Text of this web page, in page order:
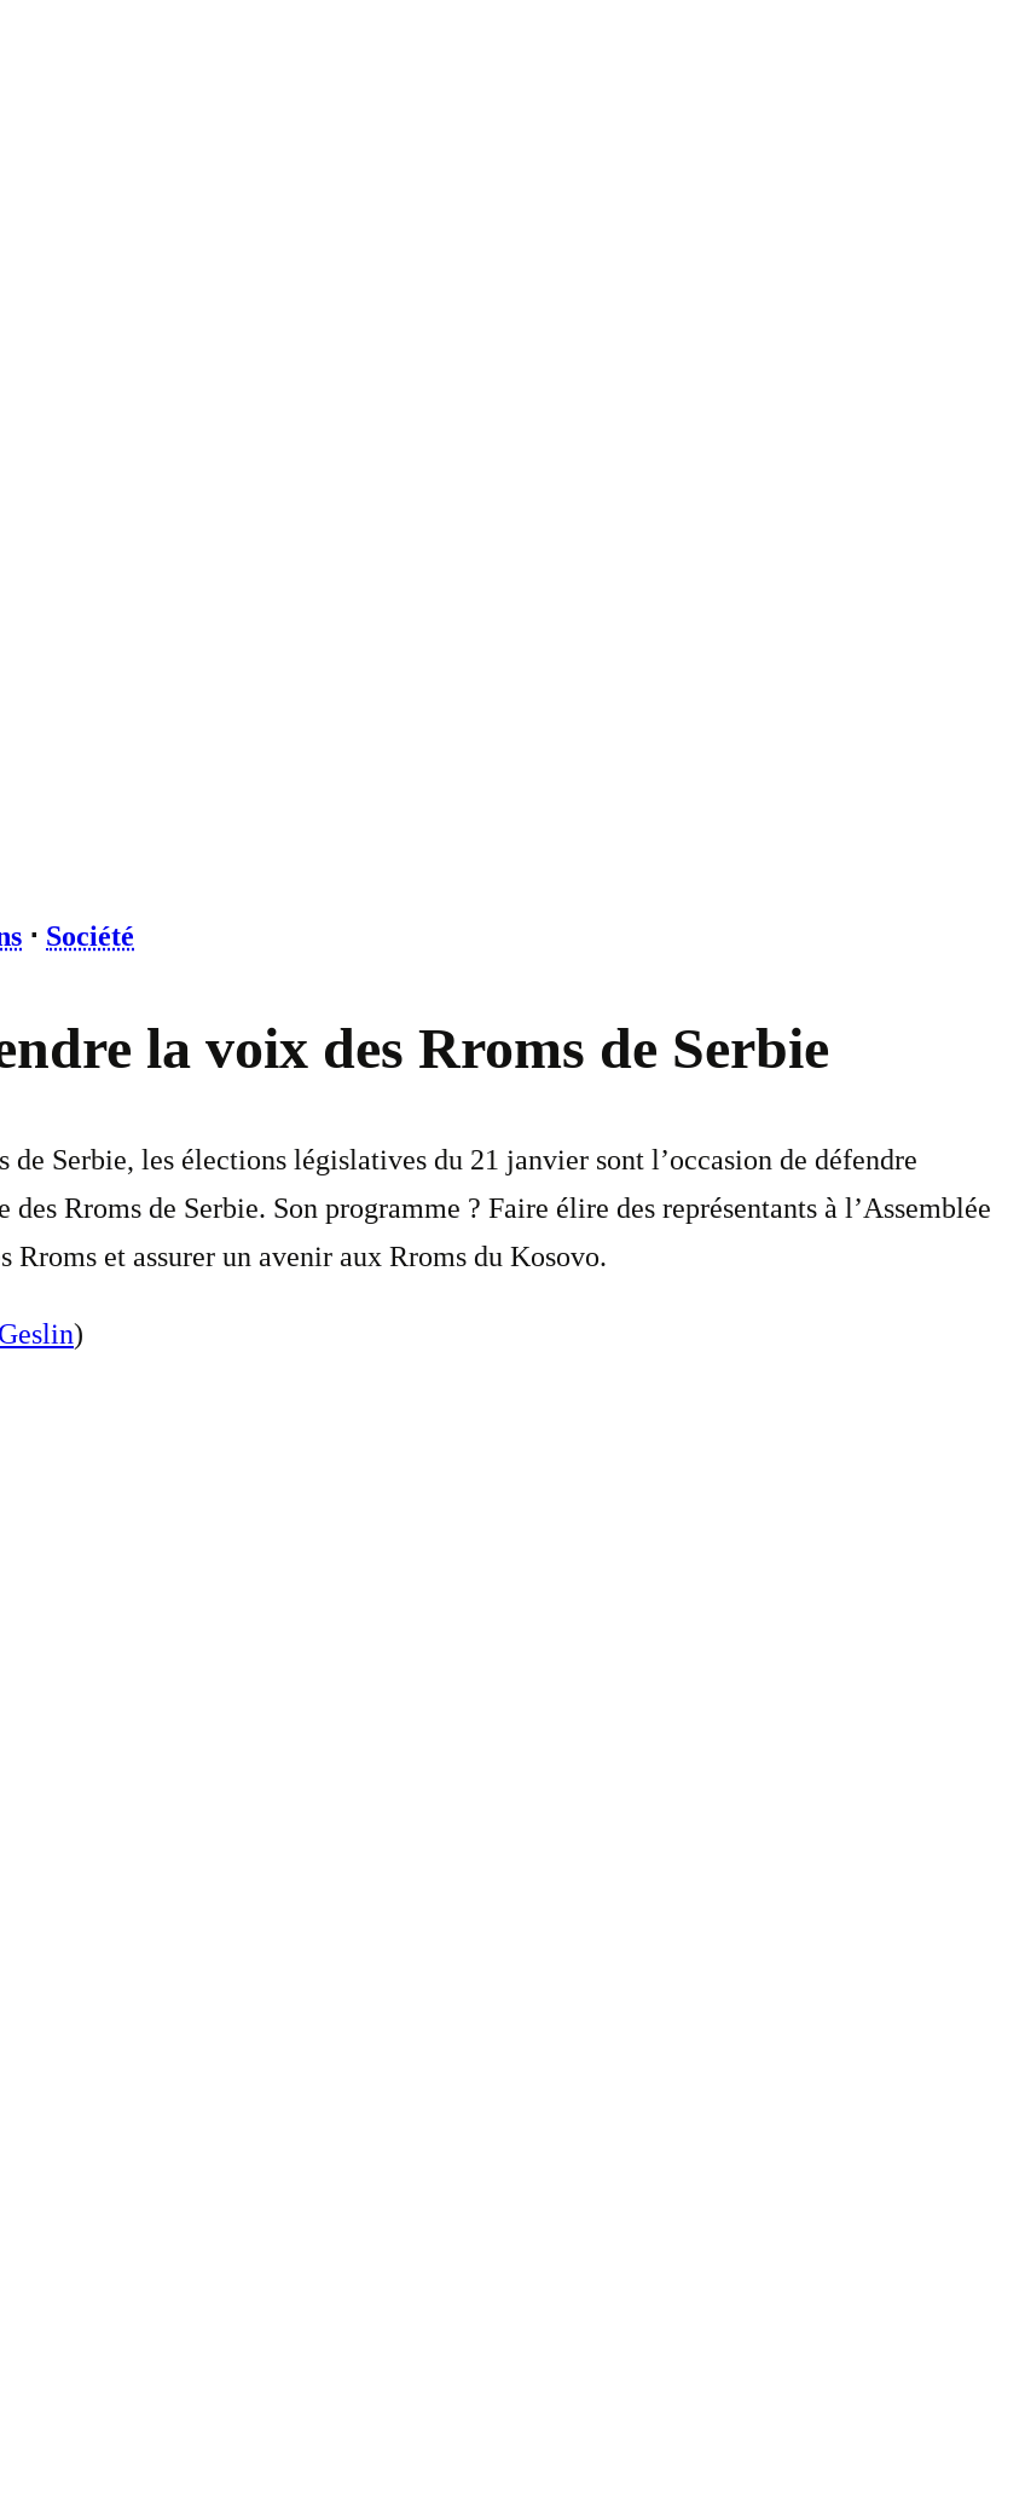
⋅ Société
la voix des Rroms de Serbie
Serbie, les élections législatives du 21 janvier sont l’occasion de défendre
Rroms de Serbie. Son programme ? Faire élire des représentants à l’Assemblée
Rroms et assurer un avenir aux Rroms du Kosovo.
)